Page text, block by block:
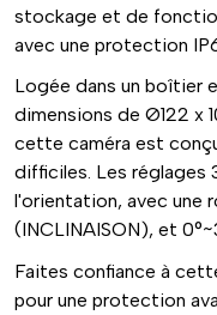
stockage et de
avec une protection
Logée dans un boîtier
dimensions de Ø122 x
cette caméra est
difficiles. Les réglages
l'orientation, avec une
(INCLINAISON), et
Faites confiance à
pour une protection